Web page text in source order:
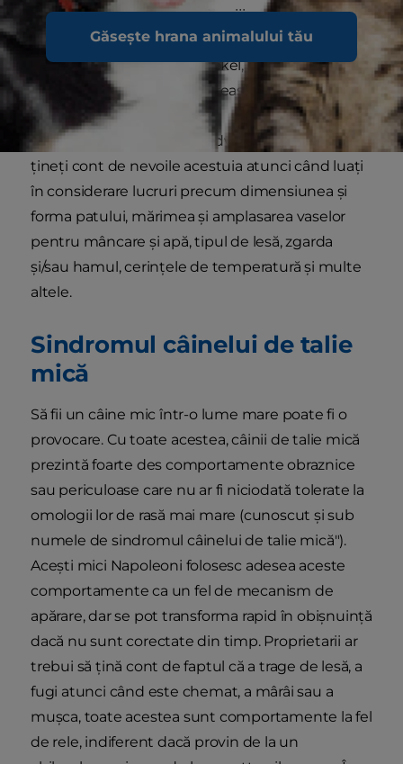
Găsește hrana animalului tău
o manevrare delicată și o îngrijire atentă. Există
mai multe rase care au trăsături foarte distincte,
cum ar fi emblematicul teckel, chinul japonez
sau câinele chinezesc cu creastă.
Indiferent de rasa câinelui dvs., este important să
țineți cont de nevoile acestuia atunci când luați
în considerare lucruri precum dimensiunea și
forma patului, mărimea și amplasarea vaselor
pentru mâncare și apă, tipul de lesă, zgarda
și/sau hamul, cerințele de temperatură și multe
altele.
Sindromul câinelui de talie
mică
Să fii un câine mic într-o lume mare poate fi o
provocare. Cu toate acestea, câinii de talie mică
prezintă foarte des comportamente obraznice
sau periculoase care nu ar fi niciodată tolerate la
omologii lor de rasă mai mare (cunoscut și sub
numele de sindromul câinelui de talie mică").
Acești mici Napoleoni folosesc adesea aceste
comportamente ca un fel de mecanism de
apărare, dar se pot transforma rapid în obișnuință
dacă nu sunt corectate din timp. Proprietarii ar
trebui să țină cont de faptul că a trage de lesă, a
fugi atunci când este chemat, a mârâi sau a
mușca, toate acestea sunt comportamente la fel
de rele, indiferent dacă provin de la un